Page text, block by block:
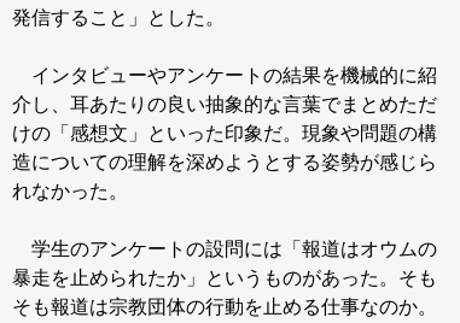
発信すること」とした。
インタビューやアンケートの結果を機械的に紹
介し、耳あたりの良い抽象的な言葉でまとめただ
けの「感想文」といった印象だ。現象や問題の構
造についての理解を深めようとする姿勢が感じら
れなかった。
学生のアンケートの設問には「報道はオウムの
暴走を止められたか」というものがあった。そも
そも報道は宗教団体の行動を止める仕事なのか。